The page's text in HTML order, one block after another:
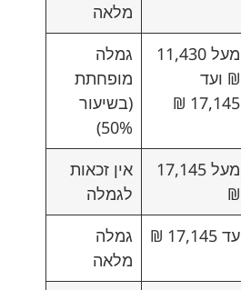
מלאה
מעל 11,430
₪ ועד
17,145 ₪
גמלה
מופחתת
(בשיעור
50%)
מעל 17,145
₪
אין זכאות
לגמלה
עד 17,145 ₪
גמלה
מלאה